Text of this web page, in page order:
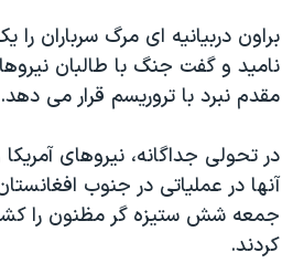
اسرائیل در جنگ
نرگس محمدی برنده جایزه نوبل صلح
همایش محافظه‌کاران آمریکا «سی‌پک»
صفحه‌های ویژه
سفر پرزیدنت ترامپ به چین
براون دربیانیه ای مرگ سرباران
نامید و گفت جنگ با طالبان
مقدم نبرد با تروریسم قرار می دهد.
در تحولی جداگانه، نیروهای
آنها در عملیاتی در جنوب
کردند.